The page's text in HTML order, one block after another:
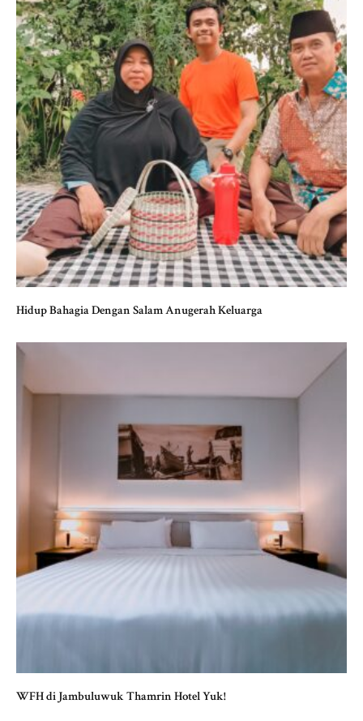
Hidup Bahagia Dengan Salam Anugerah Keluarga
WFH di Jambuluwuk Thamrin Hotel Yuk!